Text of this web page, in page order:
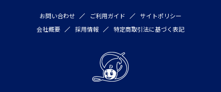
お問い合わせ ご利用ガイド
サイトポリシー
会社概要
採用情報 特定商取引法に基づく表記